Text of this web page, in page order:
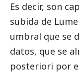
Es decir, son
subida de
umbral que se
datos, que se
posteriori por